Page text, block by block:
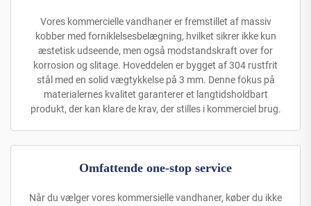
Vores kommercielle vandhaner er fremstillet af massiv
kobber med forniklelsesbelægning, hvilket sikrer ikke kun
æstetisk udseende, men også modstandskraft over for
korrosion og slitage. Hoveddelen er bygget af 304 rustfrit
stål med en solid vægtykkelse på 3 mm. Denne fokus på
materialernes kvalitet garanterer et langtidsholdbart
produkt, der kan klare de krav, der stilles i kommerciel brug.
Omfattende one-stop service
Når du vælger vores kommersielle vandhaner, køber du ikke